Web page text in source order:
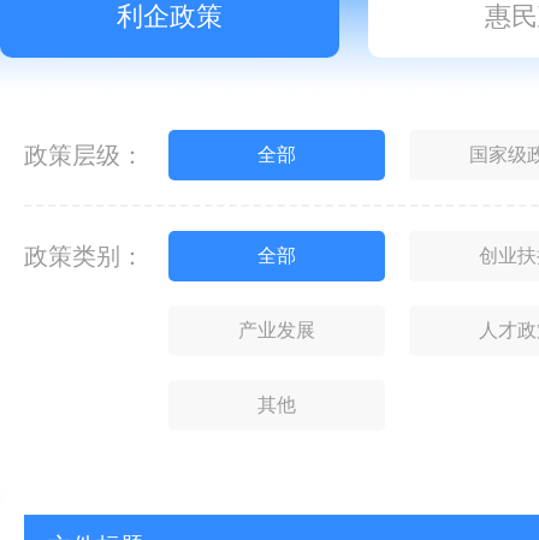
利企政策 惠
政策层级： 全部 国家级
政策类别： 全部 创业
产业发展 人才
其他